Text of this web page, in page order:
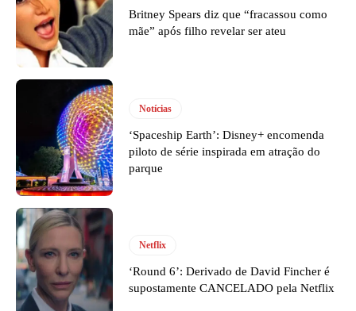
Britney Spears diz que “fracassou como
mãe” após filho revelar ser ateu
Notícias
‘Spaceship Earth’: Disney+ encomenda
piloto de série inspirada em atração do
parque
Netflix
‘Round 6’: Derivado de David Fincher é
supostamente CANCELADO pela Netflix